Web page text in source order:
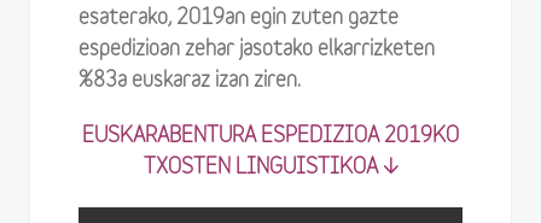
esaterako, 2019an egin zuten gazte
espedizioan zehar jasotako elkarrizketen
%83a euskaraz izan ziren.
EUSKARABENTURA ESPEDIZIOA 2019KO
TXOSTEN LINGUISTIKOA ↓